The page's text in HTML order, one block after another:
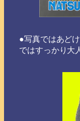
●写真ではあど
ではすっかり大